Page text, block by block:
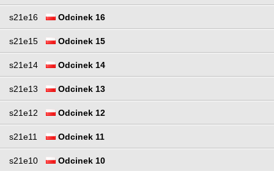
s21e16 Odcinek 16
s21e15 Odcinek 15
s21e14 Odcinek 14
s21e13 Odcinek 13
s21e12 Odcinek 12
s21e11 Odcinek 11
s21e10 Odcinek 10